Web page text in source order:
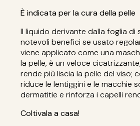
È indicata per la cura della pelle
Il liquido derivante dalla foglia
notevoli benefici se usato
viene applicato come una
la pelle, è un veloce
rende più liscia la pelle del viso;
riduce le lentiggini e le macchie
dermatitie e rinforza i capelli
Coltivala a casa!